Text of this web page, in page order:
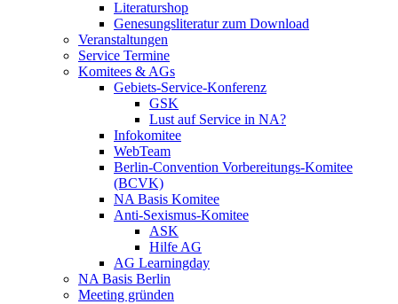
Literaturshop
Genesungsliteratur zum Download
Veranstaltungen
Service Termine
Komitees & AGs
Gebiets-Service-Konferenz
GSK
Lust auf Service in NA?
Infokomitee
WebTeam
Berlin-Convention Vorbereitungs-Komitee
(BCVK)
NA Basis Komitee
Anti-Sexismus-Komitee
ASK
Hilfe AG
AG Learningday
NA Basis Berlin
Meeting gründen